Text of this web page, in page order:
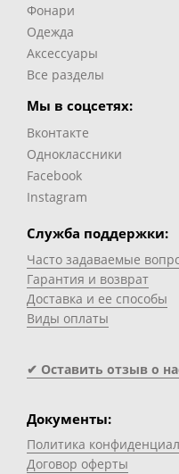
Фонари
Одежда
Аксессуары
Все разделы
Мы в соцсетях:
Вконтакте
Одноклассники
Facebook
Instagram
Служба поддержки:
Часто задаваемые
Гарантия и возврат
Доставка и ее способы
Виды оплаты
✔ Оставить отзыв о
Документы:
Политика
Договор оферты